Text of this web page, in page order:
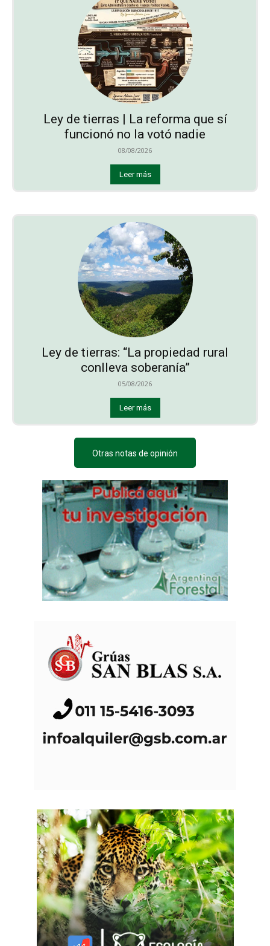
Ley de tierras | La reforma que sí
funcionó no la votó nadie
08/08/2026
Leer más
Ley de tierras: “La propiedad rural
conlleva soberanía”
05/08/2026
Leer más
Otras notas de opinión